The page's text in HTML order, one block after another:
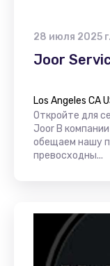
28 июля 2025
Joor
Los Angeles CA
Откройте для
Joor В
обещаем нашу
превосходны...